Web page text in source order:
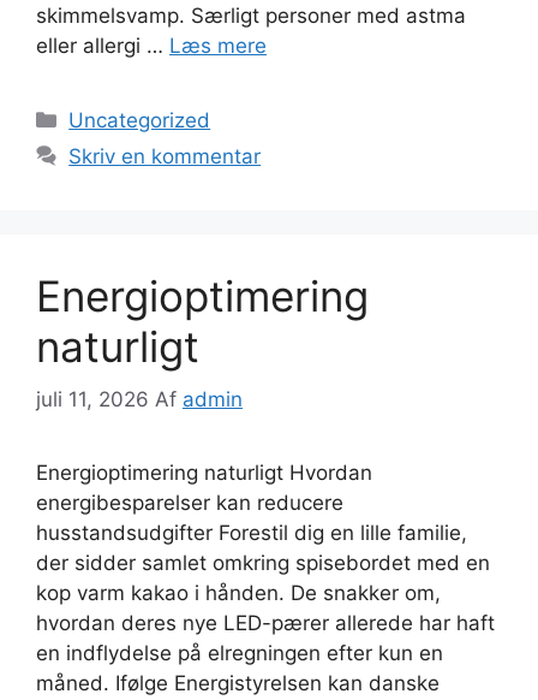
skimmelsvamp. Særligt personer med astma
eller allergi … Læs mere
Kategorier
Uncategorized
Skriv en kommentar
Energioptimering
naturligt
juli 11, 2026 Af admin
Energioptimering naturligt Hvordan
energibesparelser kan reducere
husstandsudgifter Forestil dig en lille familie,
der sidder samlet omkring spisebordet med en
kop varm kakao i hånden. De snakker om,
hvordan deres nye LED-pærer allerede har haft
en indflydelse på elregningen efter kun en
måned. Ifølge Energistyrelsen kan danske